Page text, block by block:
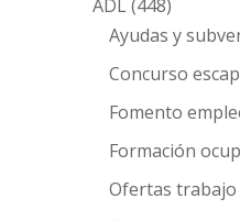
ADL(448)
Ayudas y
Concurso
Fomento
Formación
Ofertas trabajo